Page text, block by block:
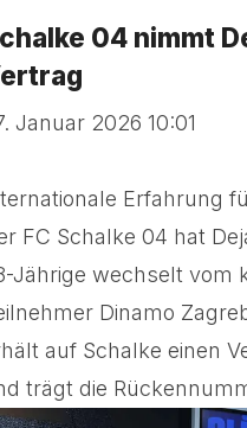
04 nimmt
Januar 2026 10:01
Erfahrung
FC Schalke 04 hat
Jährige wechselt vom
Dinamo
auf Schalke einen
trägt die